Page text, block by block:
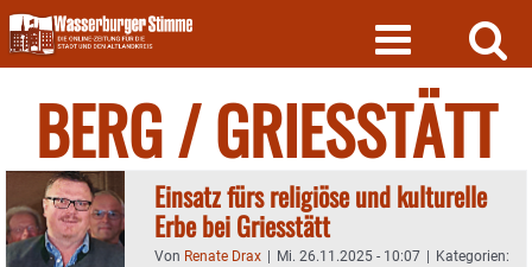
Skip
to
content
BERG / GRIESSTÄTT
Einsatz fürs religiöse und kulturelle
Erbe bei Griesstätt
Von Renate Drax | Mi. 26.11.2025 - 10:07 | Kategorien: